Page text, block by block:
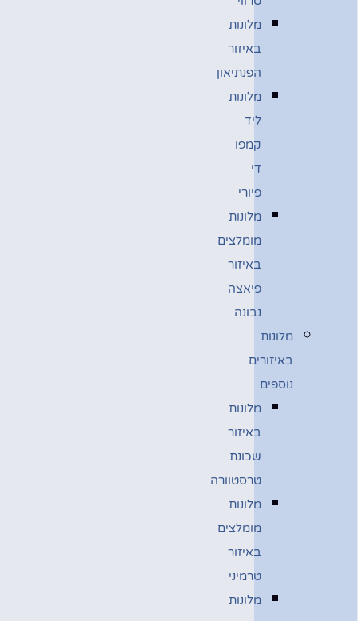
מלונות
באיזור
הפנתיאון
מלונות
ליד
קמפו
די
פיורי
מלונות
מומלצים
באיזור
פיאצה
נבונה
מלונות
באיזורים
נוספים
מלונות
באיזור
שכונת
טרסטוורה
מלונות
מומלצים
באיזור
טרמיני
מלונות